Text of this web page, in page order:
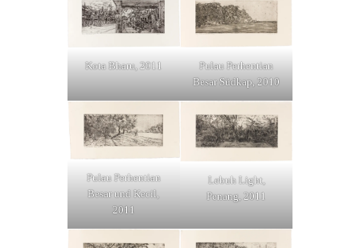
Kota Bharu, 2011
Pulau Perhentian
Besar Südkap, 2010
Pulau Perhentian
Besar und Kecil,
2011
Lebuh Light,
Penang, 2011